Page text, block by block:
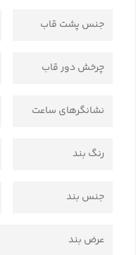
جنس پشت قاب
چرخش دور قاب
نشانگرهای ساعت
رنگ بند
جنس بند
عرض بند